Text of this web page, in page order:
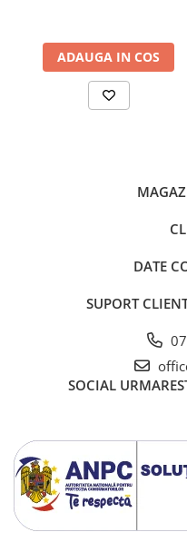
ADAUGA IN COS
DATE
SUPORT
SOCIAL